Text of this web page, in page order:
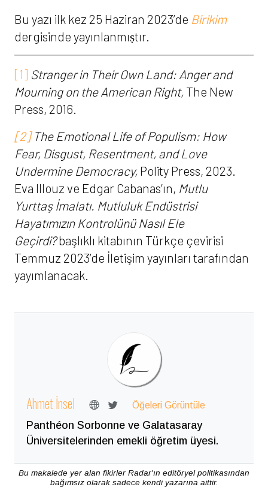
Bu yazı ilk kez 25 Haziran 2023’de Birikim
dergisinde yayınlanmıṣtır.
[1] Stranger in Their Own Land: Anger and
Mourning on the American Right, The New
Press, 2016.
[2]The Emotional Life of Populism: How
Fear, Disgust, Resentment, and Love
Undermine Democracy, Polity Press, 2023.
Eva Illouz ve Edgar Cabanas’ın, Mutlu
Yurttaş İmalatı. Mutluluk Endüstrisi
Hayatımızın Kontrolünü Nasıl Ele
Geçirdi?başlıklı kitabının Türkçe çevirisi
Temmuz 2023’de İletişim yayınları tarafından
yayımlanacak.
Ahmet İnsel Öğeleri Görüntüle
Panthéon Sorbonne ve Galatasaray
Üniversitelerinden emekli öğretim üyesi.
Bu makalede yer alan fikirler Radar'ın editöryel politikasından
bağımsız olarak sadece kendi yazarına aittir.